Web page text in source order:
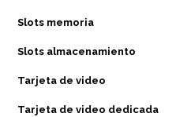
Slots memoria
Slots almacenamiento
Tarjeta de video
Tarjeta de video dedicada